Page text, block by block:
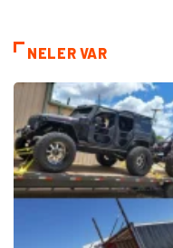
NELER VAR